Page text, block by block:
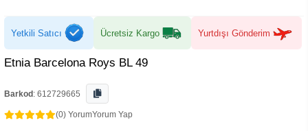
Yetkili Satıcı Ücretsiz Kargo Yurtdışı Gönderim
Etnia Barcelona Roys BL 49
Barkod : 612729665
(0) YorumYorum Yap